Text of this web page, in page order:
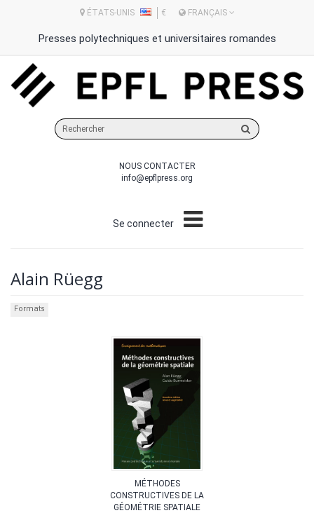
ÉTATS-UNIS € FRANÇAIS
Presses polytechniques et universitaires romandes
sur
site
NOUS CONTACTER
info@epflpress.org
Se connecter
Alain Rüegg
Formats
MÉTHODES
CONSTRUCTIVES DE LA
GÉOMÉTRIE SPATIALE